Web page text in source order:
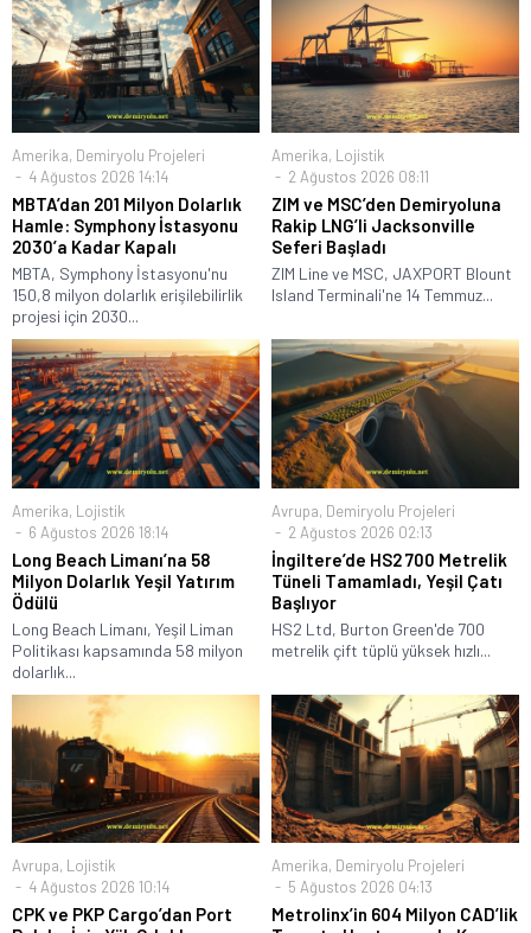
Amerika, Demiryolu Projeleri
4 Ağustos 2026 14:14
MBTA’dan 201 Milyon Dolarlık
Hamle: Symphony İstasyonu
2030’a Kadar Kapalı
MBTA, Symphony İstasyonu'nu
150,8 milyon dolarlık erişilebilirlik
projesi için 2030...
Amerika, Lojistik
2 Ağustos 2026 08:11
ZIM ve MSC’den Demiryoluna
Rakip LNG’li Jacksonville
Seferi Başladı
ZIM Line ve MSC, JAXPORT Blount
Island Terminali'ne 14 Temmuz...
Amerika, Lojistik
6 Ağustos 2026 18:14
Long Beach Limanı’na 58
Milyon Dolarlık Yeşil Yatırım
Ödülü
Long Beach Limanı, Yeşil Liman
Politikası kapsamında 58 milyon
dolarlık...
Avrupa, Demiryolu Projeleri
2 Ağustos 2026 02:13
İngiltere’de HS2 700 Metrelik
Tüneli Tamamladı, Yeşil Çatı
Başlıyor
HS2 Ltd, Burton Green'de 700
metrelik çift tüplü yüksek hızlı...
Avrupa, Lojistik
4 Ağustos 2026 10:14
CPK ve PKP Cargo’dan Port
Amerika, Demiryolu Projeleri
5 Ağustos 2026 04:13
Metrolinx’in 604 Milyon CAD’lik